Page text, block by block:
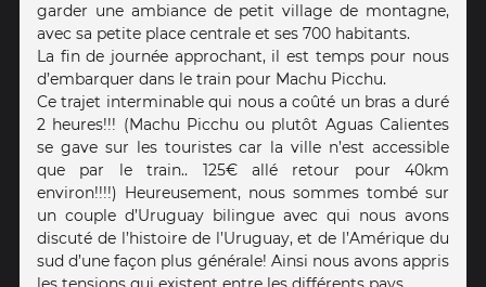
garder une ambiance de petit village de montagne,
avec sa petite place centrale et ses 700 habitants.
La fin de journée approchant, il est temps pour nous
d’embarquer dans le train pour Machu Picchu.
Ce trajet interminable qui nous a coûté un bras a duré
2 heures!!! (Machu Picchu ou plutôt Aguas Calientes
se gave sur les touristes car la ville n’est accessible
que par le train.. 125€ allé retour pour 40km
environ!!!!) Heureusement, nous sommes tombé sur
un couple d’Uruguay bilingue avec qui nous avons
discuté de l’histoire de l’Uruguay, et de l’Amérique du
sud d’une façon plus générale! Ainsi nous avons appris